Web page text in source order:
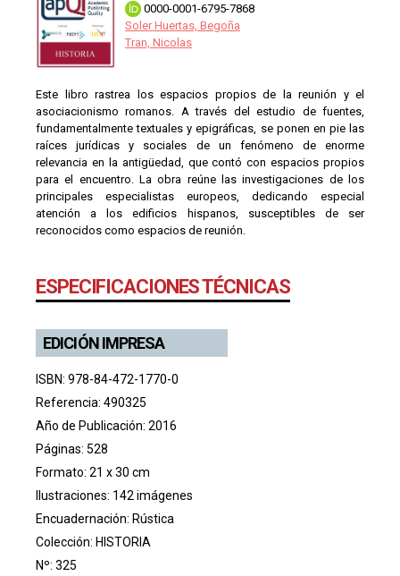
0000-0001-6795-7868
Soler Huertas, Begoña
Tran, Nicolas
Este libro rastrea los espacios propios de la reunión y el
asociacionismo romanos. A través del estudio de fuentes,
fundamentalmente textuales y epigráficas, se ponen en pie las
raíces jurídicas y sociales de un fenómeno de enorme
relevancia en la antigüedad, que contó con espacios propios
para el encuentro. La obra reúne las investigaciones de los
principales especialistas europeos, dedicando especial
atención a los edificios hispanos, susceptibles de ser
reconocidos como espacios de reunión.
ESPECIFICACIONES TÉCNICAS
EDICIÓN IMPRESA
ISBN: 978-84-472-1770-0
Referencia: 490325
Año de Publicación: 2016
Páginas: 528
Formato: 21 x 30 cm
Ilustraciones: 142 imágenes
Encuadernación: Rústica
Colección: HISTORIA
Nº: 325